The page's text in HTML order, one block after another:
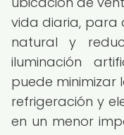
vida diaria, para
natural y
iluminación
puede minimizar
refrigeración y
en un menor